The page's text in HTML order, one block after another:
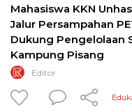
Mahasiswa KKN
Jalur Persampahan
Dukung Pengelolaan
Kampung Pisang
Editor